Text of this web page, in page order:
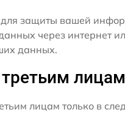
защиты вашей
через
данных.
лицам
лицам только в